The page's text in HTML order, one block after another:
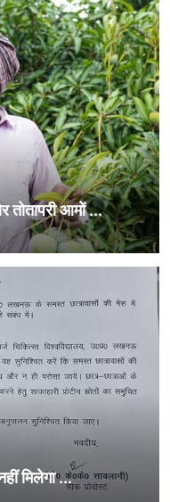
तोतापरी आमों ...
मिलेगा ...